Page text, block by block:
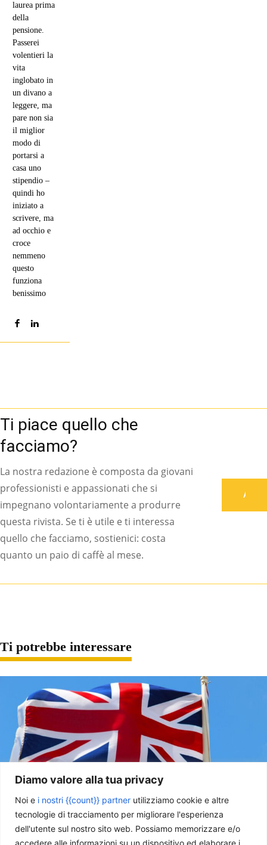
Diamo valore alla tua privacy
Noi e i nostri {{count}} partner utilizziamo cookie e altre
tecnologie di tracciamento per migliorare l'esperienza
dell'utente sul nostro sito web. Possiamo memorizzare e/o
accedere alle informazioni su un dispositivo ed elaborare i
laurea prima
della
pensione.
Passerei
volentieri la
vita
inglobato in
un divano a
leggere, ma
pare non sia
il miglior
modo di
portarsi a
casa uno
stipendio –
quindi ho
iniziato a
scrivere, ma
ad occhio e
croce
nemmeno
questo
funziona
benissimo
Ti piace quello che
facciamo?
La nostra redazione è composta da giovani
professionisti e appassionati che si
impegnano volontariamente a produrre
questa rivista. Se ti è utile e ti interessa
quello che facciamo, sostienici: costa
quanto un paio di caffè al mese.
Ti potrebbe interessare
Regno Unito: le sfide di Andy Burnham
Davide Tentori 4 Agosto 2026